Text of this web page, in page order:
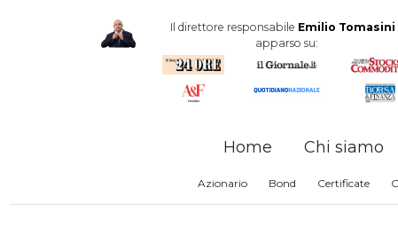
Il direttore responsabile Emilio Tomasini
apparso su:
Home Chi siamo
Azionario Bond Certificate